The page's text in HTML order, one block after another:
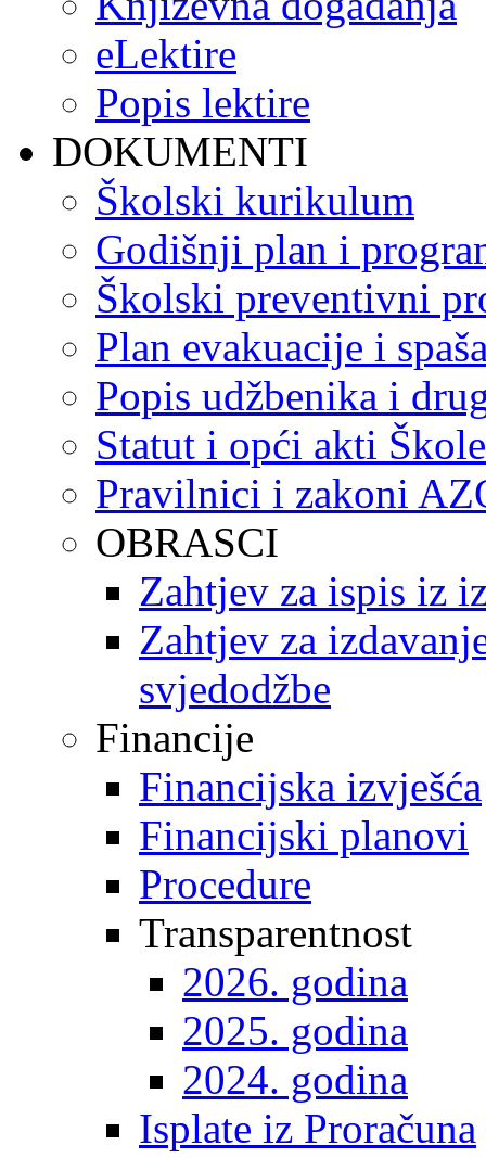
eLektire
Popis lektire
DOKUMENTI
Školski kurikulum
Godišnji plan i
Školski preventivni
Plan evakuacije i
Popis udžbenika i
Statut i opći akti Škole
Pravilnici i zakoni
OBRASCI
Zahtjev za ispis iz
Zahtjev za
svjedodžbe
Financije
Financijska izvješća
Financijski planovi
Procedure
Transparentnost
2026. godina
2025. godina
2024. godina
Isplate iz Proračuna